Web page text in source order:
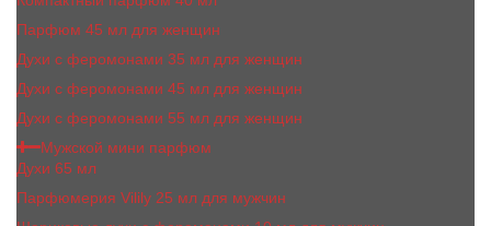
Парфюм 45 мл для женщин
Духи с феромонами 35 мл для женщин
Духи с феромонами 45 мл для женщин
Духи с феромонами 55 мл для женщин
Мужской мини парфюм
Духи 65 мл
Парфюмерия Vilily 25 мл для мужчин